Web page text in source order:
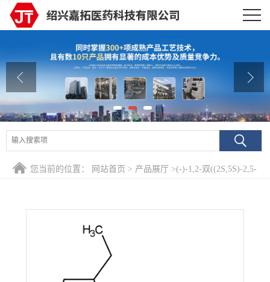
公司介绍
产品展厅
证书荣誉
您当前的位置： 网站首页 > 产品展厅 >(-)-1,2-双((2S,5S)-2,5-